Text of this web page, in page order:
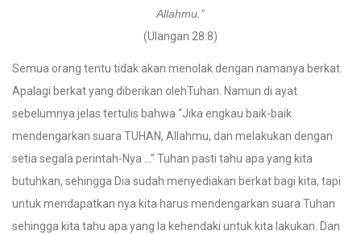
Allahmu.”
(Ulangan 28:8)
Semua orang tentu tidak akan menolak dengan namanya berkat.
Apalagi berkat yang diberikan olehTuhan. Namun di ayat
sebelumnya jelas tertulis bahwa “Jika engkau baik-baik
mendengarkan suara TUHAN, Allahmu, dan melakukan dengan
setia segala perintah-Nya …” Tuhan pasti tahu apa yang kita
butuhkan, sehingga Dia sudah menyediakan berkat bagi kita, tapi
untuk mendapatkan nya kita harus mendengarkan suara Tuhan
sehingga kita tahu apa yang Ia kehendaki untuk kita lakukan. Dan